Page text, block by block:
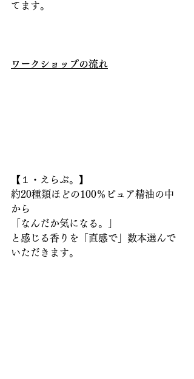
てます。
ワークショップの流れ
【１・えらぶ。】
約20種類ほどの100％ピュア精油の中
から
「なんだか気になる。」
と感じる香りを「直感で」数本選んで
いただきます。